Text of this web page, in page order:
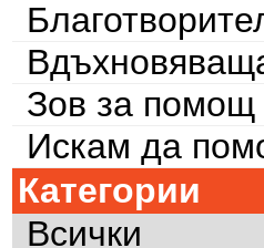
Зов за помощ
Искам да
Категории
Всички